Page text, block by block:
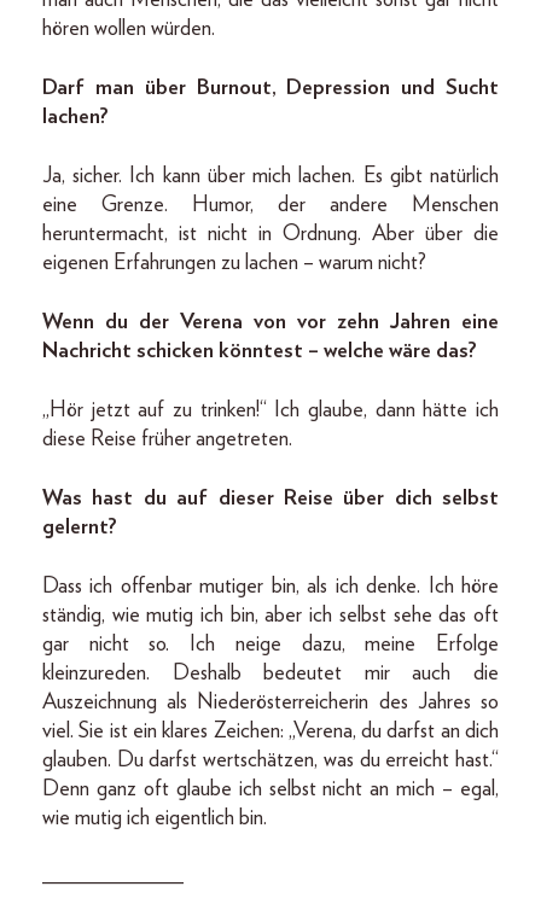
hören wollen würden.
Darf man über Burnout, Depression und Sucht
lachen?
Ja, sicher. Ich kann über mich lachen. Es gibt natürlich
eine Grenze. Humor, der andere Menschen
heruntermacht, ist nicht in Ordnung. Aber über die
eigenen Erfahrungen zu lachen – warum nicht?
Wenn du der Verena von vor zehn Jahren eine
Nachricht schicken könntest – welche wäre das?
„Hör jetzt auf zu trinken!“ Ich glaube, dann hätte ich
diese Reise früher angetreten.
Was hast du auf dieser Reise über dich selbst
gelernt?
Dass ich offenbar mutiger bin, als ich denke. Ich höre
ständig, wie mutig ich bin, aber ich selbst sehe das oft
gar nicht so. Ich neige dazu, meine Erfolge
kleinzureden. Deshalb bedeutet mir auch die
Auszeichnung als Niederösterreicherin des Jahres so
viel. Sie ist ein klares Zeichen: „Verena, du darfst an dich
glauben. Du darfst wertschätzen, was du erreicht hast.“
Denn ganz oft glaube ich selbst nicht an mich – egal,
wie mutig ich eigentlich bin.
_____________